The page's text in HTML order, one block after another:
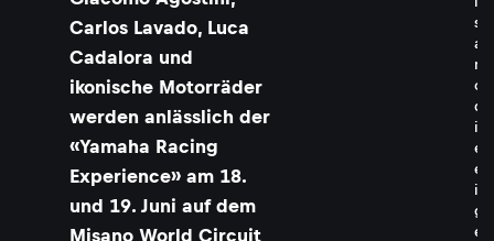
Carlos Lavado, Luca
Cadalora und
ikonische Motorräder
werden anlässlich der
«Yamaha Racing
Experience» am 18.
und 19. Juni auf dem
Misano World Circuit
s
a
n
o
d
i
e
e
i
g
e